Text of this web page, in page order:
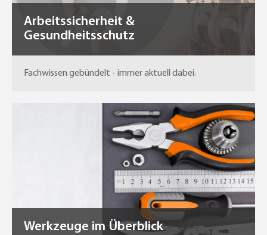
Arbeitssicherheit &
Gesundheitsschutz
Fachwissen gebündelt - immer aktuell dabei.
Werkzeuge im Überblick